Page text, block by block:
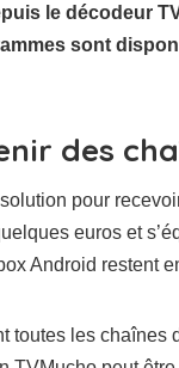
le décodeur
sont
des
pour
euros et
Android restent
toutes les chaînes